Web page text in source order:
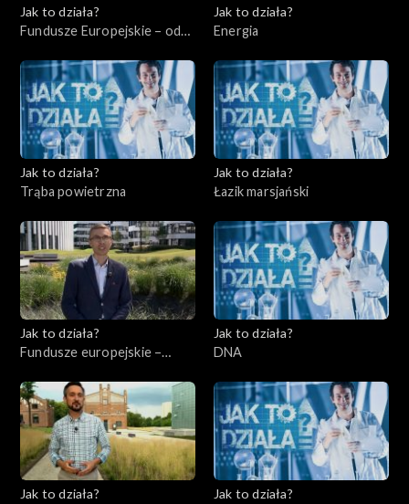
Jak to działa?
Fundusze Europejskie – odc.
Jak to działa?
Energia
Jak to działa?
Trąba powietrzna
Jak to działa?
Łazik marsjański
Jak to działa?
Fundusze europejskie –
Jak to działa?
DNA
Jak to działa?
Jak to działa?